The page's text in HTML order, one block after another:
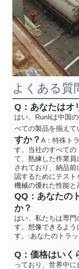
よくある質
Q：あなたはオ
はい、Runliは中国
べての製品を揃えて
すか？ A：特殊ト
す。当社のすべての
て、熟練した作業
されており、納品
認するためにテス
機械の優れた性能と
QQ：あなたの
か？
はい、私たちは専門
す。想像できるよう
す。 :あなたのトラ
Q：価格はいく
っており、世界中